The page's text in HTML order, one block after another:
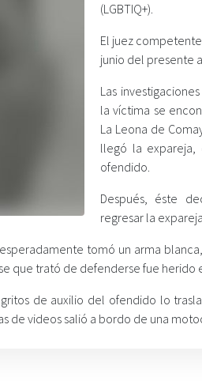
(LGBTIQ+).
El juez
junio del presente
Las
la víctima se
La Leona de
llegó la
ofendido.
Después, éste
regresar la
tomó un arma
que trató de defenderse fue herido
de auxilio del ofendido lo
de videos salió a bordo de una